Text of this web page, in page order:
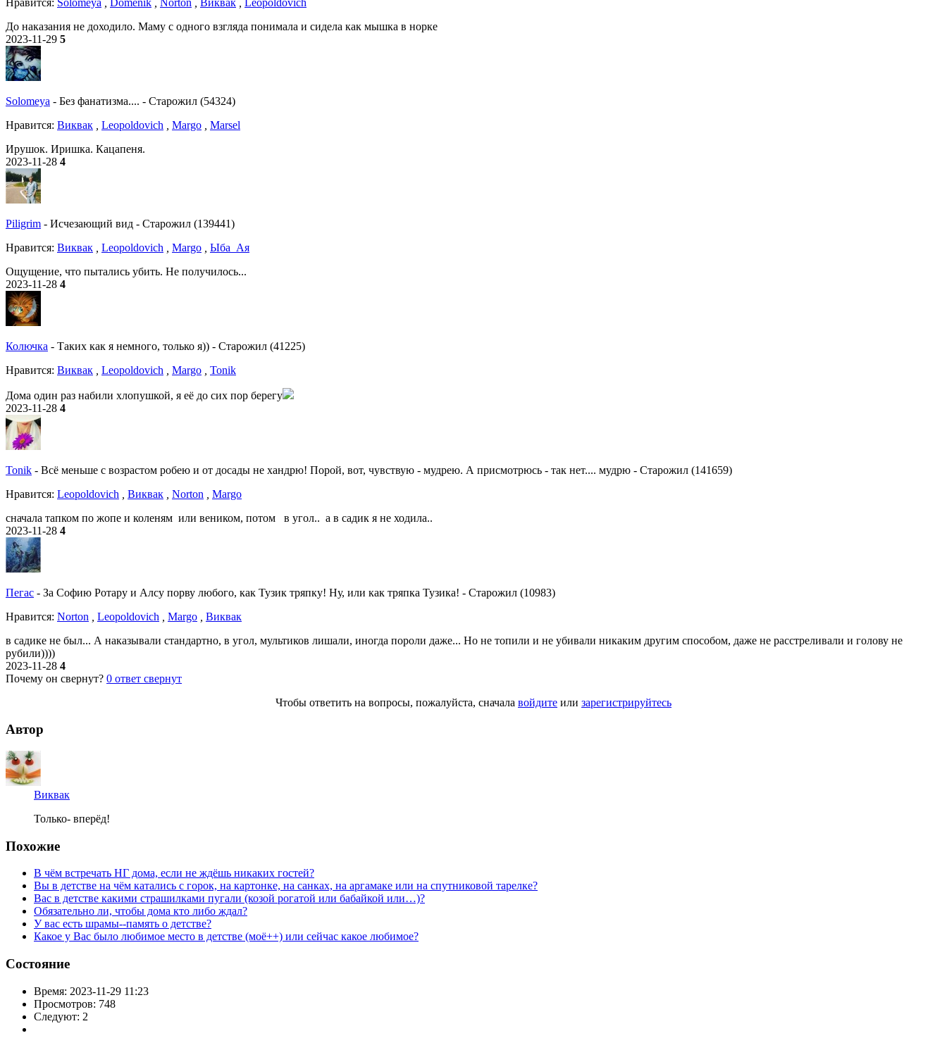
До наказания не доходило. Маму с одного взгляда понимала и сидела как мышка в норке
2023-11-29 5
Solomeya - Без фанатизма.... - Старожил (54324)
Нравитcя: Виквак Leopoldovich Margo
Marsel
Ирушок. Иришка. Кацапеня.
2023-11-28 4
Piligrim - Исчезающий вид - Старожил (139441)
Нравитcя: Виквак Leopoldovich Margo
Ыба_Ая
Ощущение, что пытались убить. Не получилось...
2023-11-28 4
Колючка - Таких как я немного, только я)) - Старожил (41225)
Нравитcя: Виквак Leopoldovich Margo Tonik
Дома один раз набили хлопушкой, я её до сих пор берегу
2023-11-28 4
Tonik - Всё меньше с возрастом робею и от досады не хандрю! Порой, вот, чувствую - мудрею. А присмотрюсь - так нет.... мудрю - Старожил (141659)
Нравитcя: Leopoldovich Виквак Norton
Margo
сначала тапком по жопе и коленям или веником, потом в угол.. а в садик я не ходила..
2023-11-28 4
Пегас - За Софию Ротару и Алсу порву любого, как Тузик тряпку! Ну, или как тряпка Тузика! - Старожил (10983)
Нравитcя: Norton Leopoldovich Margo
Виквак
в садике не был... А наказывали стандартно, в угол, мультиков лишали, иногда пороли даже... Но не топили и не убивали никаким другим способом, даже не расстреливали и голову не
рубили))))
2023-11-28 4
Почему он свернут? 0 ответ свернут
Чтобы ответить на вопросы, пожалуйста, сначала войдите или зарегистрируйтесь
Автор
Виквак
Только- вперёд!
Похожие
В чём встречать НГ дома, если не ждёшь никаких гостей?
Вы в детстве на чём катались с горок, на картонке, на санках, на аргамаке или на спутниковой тарелке?
Вас в детстве какими страшилками пугали (козой рогатой или бабайкой или…)?
Обязательно ли, чтобы дома кто либо ждал?
У вас есть шрамы--память о детстве?
Какое у Вас было любимое место в детстве (моё++) или сейчас какое любимое?
Состояние
Время: 2023-11-29 11:23
Просмотров: 748
Следуют: 2